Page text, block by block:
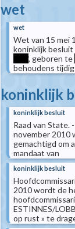
wet
wet
Wet van 15 mei
koninklijk besluit
, geboren te
behoudens
koninklijk
koninklijk besluit
Raad van State.
november 2010
gemachtigd om
mandaat van
koninklijk besluit
2010 wordt de
ESTINNES/
op rust » te